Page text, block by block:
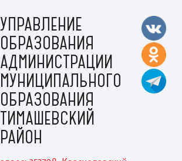
УПРАВЛЕНИЕ
ОБРАЗОВАНИЯ
АДМИНИСТРАЦИИ
МУНИЦИПАЛЬНОГО
ОБРАЗОВАНИЯ
ТИМАШЕВСКИЙ
РАЙОН